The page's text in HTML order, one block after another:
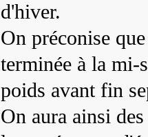
d'hiver.
On préconise
terminée à la mi-
poids avant fin
On aura ainsi